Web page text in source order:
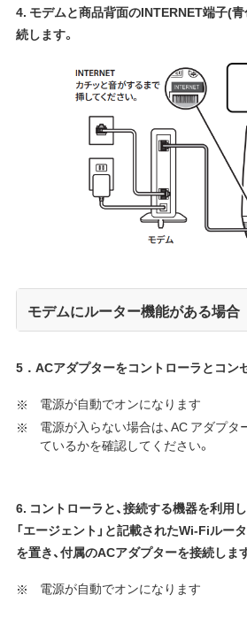
4. モデムと商品背面のINTERNET端子(
続します。
モデムにルーター機能がある場合
5．ACアダプターをコントローラとコン
電源が自動でオンになります
電源が入らない場合は、AC アダプ
ているかを確認してください。
6. コントローラと、接続する機器を利用
「エージェント」と記載されたWi-Fiルータ
を置き、付属のACアダプターを接続しま
電源が自動でオンになります